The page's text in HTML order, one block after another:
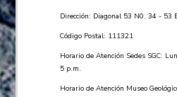
Dirección: Diagonal 53 N0. 34 - 53
Código Postal: 111321
Horario de Atención Sedes SGC:
5 p.m.
Horario de Atención Museo